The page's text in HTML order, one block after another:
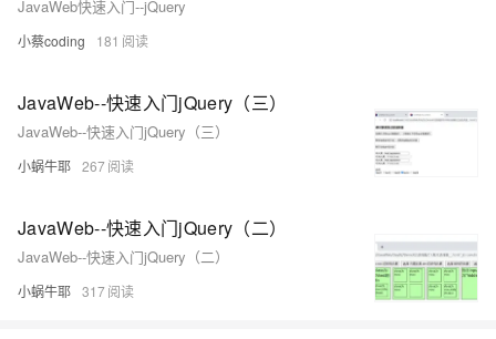
JavaWeb快速入门--jQuery
小蔡coding 181
JavaWeb--快速入门jQuery（三）
JavaWeb--快速入门jQuery（三）
小蜗牛耶 267
JavaWeb--快速入门jQuery（二）
JavaWeb--快速入门jQuery（二）
小蜗牛耶 317